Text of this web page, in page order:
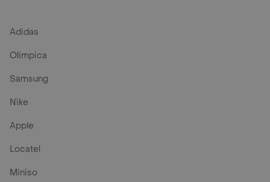
Adidas
Olimpica
Samsung
Nike
Apple
Locatel
Miniso